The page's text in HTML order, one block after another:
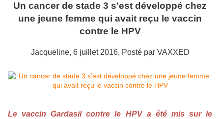
Un cancer de stade 3 s’est développé chez
une jeune femme qui avait reçu le vaccin
contre le HPV
Jacqueline, 6 juillet 2016, Posté par VAXXED
Le vaccin Gardasil contre le HPV a été mis sur le